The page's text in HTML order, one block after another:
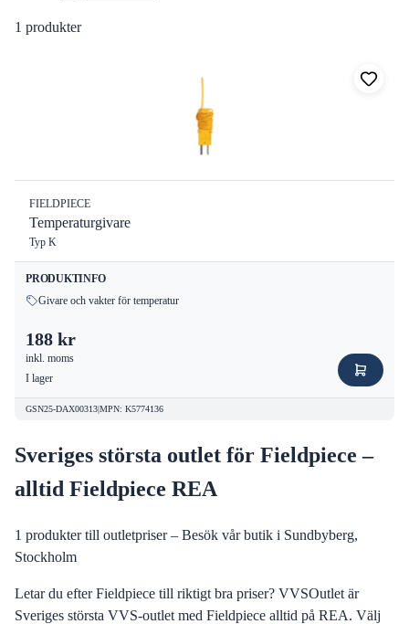
1 produkter
FIELDPIECE
Temperaturgivare
Typ K
PRODUKTINFO
Givare och vakter för temperatur
188 kr
inkl. moms
I lager
GSN25-DAX00313|MPN: K5774136
Sveriges största outlet för Fieldpiece –
alltid Fieldpiece REA
1 produkter till outletpriser – Besök vår butik i Sundbyberg,
Stockholm
Letar du efter Fieldpiece till riktigt bra priser? VVSOutlet är
Sveriges största VVS-outlet med Fieldpiece alltid på REA. Välj